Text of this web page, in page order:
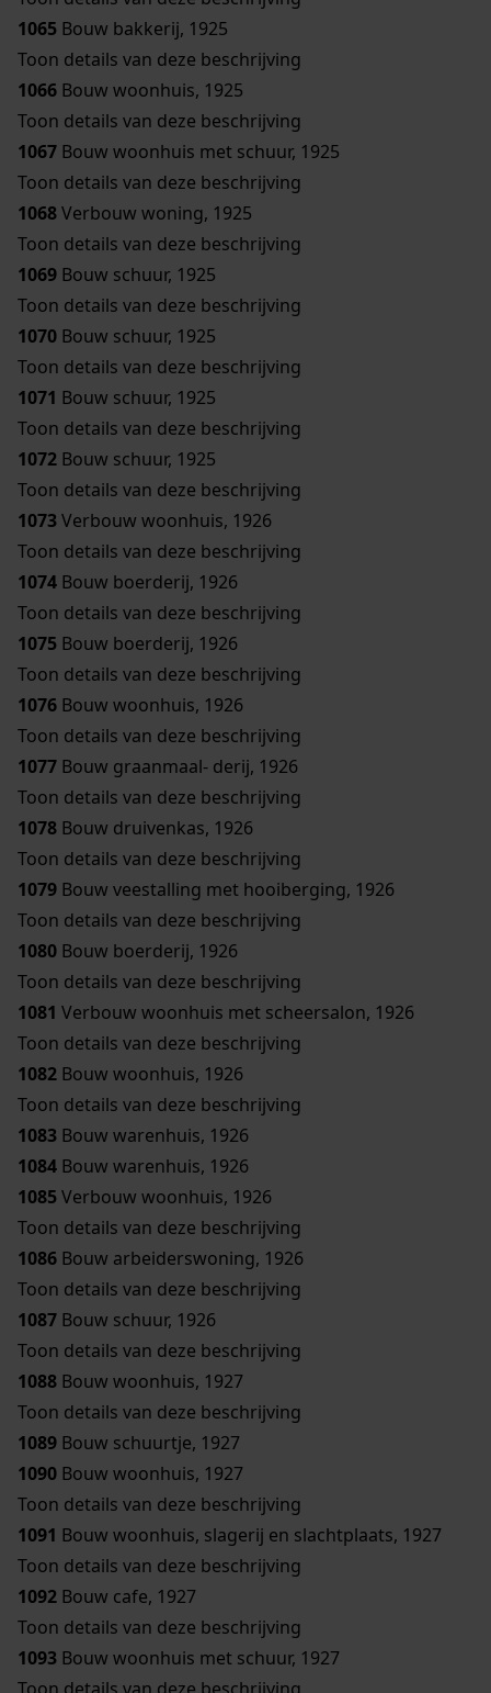
1065 Bouw bakkerij, 1925
Toon details van deze beschrijving
1066 Bouw woonhuis, 1925
Toon details van deze beschrijving
1067 Bouw woonhuis met schuur, 1925
Toon details van deze beschrijving
1068Verbouw woning, 1925
Toon details van deze beschrijving
1069 Bouw schuur, 1925
Toon details van deze beschrijving
1070 Bouw schuur, 1925
Toon details van deze beschrijving
1071 Bouw schuur, 1925
Toon details van deze beschrijving
1072 Bouw schuur, 1925
Toon details van deze beschrijving
1073Verbouw woonhuis, 1926
Toon details van deze beschrijving
1074 Bouw boerderij, 1926
Toon details van deze beschrijving
1075 Bouw boerderij, 1926
Toon details van deze beschrijving
1076 Bouw woonhuis, 1926
Toon details van deze beschrijving
1077 Bouw graanmaal- derij, 1926
Toon details van deze beschrijving
1078 Bouw druivenkas, 1926
Toon details van deze beschrijving
1079 Bouw veestalling met hooiberging, 1926
Toon details van deze beschrijving
1080 Bouw boerderij, 1926
Toon details van deze beschrijving
1081 Verbouw woonhuis met scheersalon, 1926
Toon details van deze beschrijving
1082 Bouw woonhuis, 1926
Toon details van deze beschrijving
1083 Bouw warenhuis, 1926
1084 Bouw warenhuis, 1926
1085Verbouw woonhuis, 1926
Toon details van deze beschrijving
1086 Bouw arbeiderswoning, 1926
Toon details van deze beschrijving
1087 Bouw schuur, 1926
Toon details van deze beschrijving
1088 Bouw woonhuis, 1927
Toon details van deze beschrijving
1089 Bouw schuurtje, 1927
1090 Bouw woonhuis, 1927
Toon details van deze beschrijving
1091 Bouw woonhuis, slagerij en slachtplaats, 1927
Toon details van deze beschrijving
1092 Bouw cafe, 1927
Toon details van deze beschrijving
1093 Bouw woonhuis met schuur, 1927